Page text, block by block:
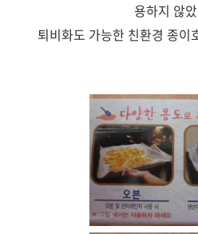
용하지 않
퇴비화도 가능한 친환경 종이